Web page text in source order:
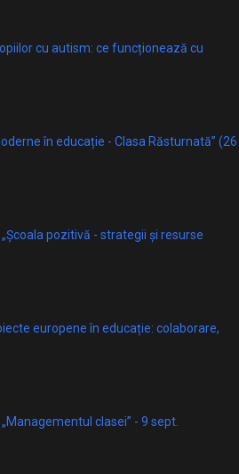
cu autism: ce funcționează cu
în educație - Clasa Răsturnată” (26
pozitivă - strategii și resurse
europene în educație: colaborare,
clasei” - 9 sept.